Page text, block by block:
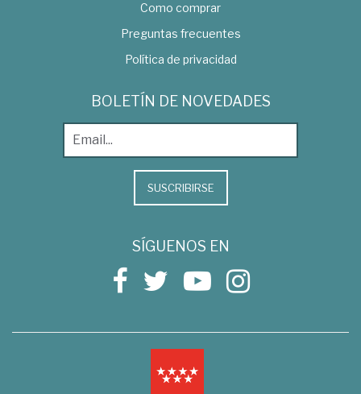
Como comprar
Preguntas frecuentes
Política de privacidad
BOLETÍN DE NOVEDADES
SUSCRIBIRSE
SÍGUENOS EN